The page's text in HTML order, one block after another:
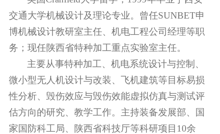
交通大学机械设计及理论专业。曾任SUNBET申
博机械设计教研室主任、机电工程公司经理等职
务；现任陕西省特种加工重点实验室主任。
主要从事特种加工、机电系统设计与控制、
微小型无人机设计与改装、飞机建筑等目标易损
性分析、毁伤效应与毁伤效能虚拟仿真与测试评
估方向的研究、教学工作。主持装备发展部、国
家国防科工局、陕西省科技厅等科研项目10余